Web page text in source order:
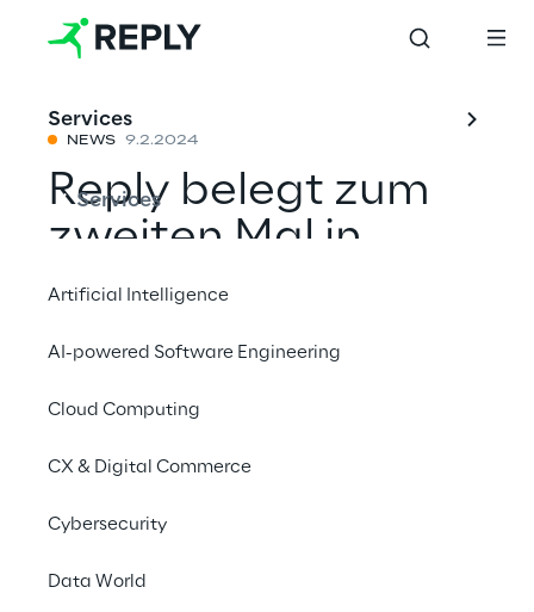
Services
Services
Artificial Intelligence
AI-powered Software Engineering
Cloud Computing
CX & Digital Commerce
Cybersecurity
Data World
NEWS 9.2.2024
Reply belegt zum
zweiten Mal in
Folge den
Spitzenplatz im
Service Anbieter
und ist führend für
SAP Customer
Experience in